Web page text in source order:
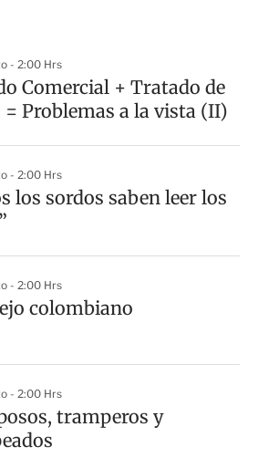
- 2:00 Hrs
Comercial + Tratado de
= Problemas a la vista (II)
- 2:00 Hrs
los sordos saben leer los
- 2:00 Hrs
colombiano
- 2:00 Hrs
tramperos y